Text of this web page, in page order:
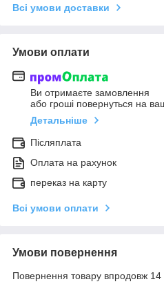
Всі умови доставки
Умови оплати
Ви отримаєте замовлення
або гроші повернуться на
Детальніше
Післяплата
Оплата на рахунок
переказ на карту
Всі умови оплати
Умови повернення
Повернення товару впродовж 14